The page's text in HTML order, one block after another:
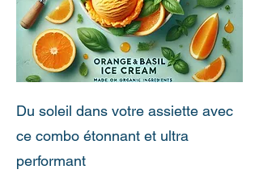
Du soleil dans votre assiette avec
ce combo étonnant et ultra
performant